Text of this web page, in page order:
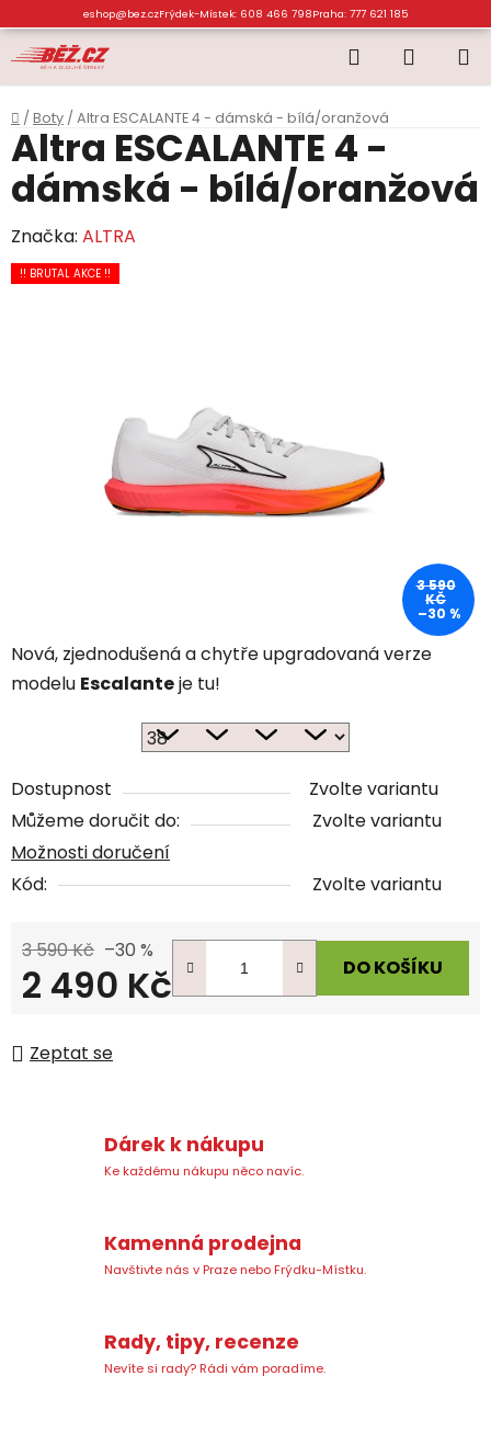
na
obsah
eshop@bez.czFrýdek-Místek: 608 466 798Praha: 777 621 185
Hledat
KOŠÍK
Domů
/ Boty / Altra ESCALANTE 4 - dámská - bílá/oranžová
Nová, zjednodušená a chytře upgradovaná verze
modelu Escalanteje tu!
Dostupnost
Zvolte variantu
Můžeme doručit do:
Zvolte variantu
Možnosti doručení
Kód:
Zvolte variantu
3 590 Kč –30 %
2 490 Kč DO KOŠÍKU
Zeptat se
Altra ESCALANTE 4 -
dámská - bílá/oranžová
Značka: ALTRA
!! BRUTAL AKCE !!
3 590
KČ
–30 %
Dárek k nákupu
Ke každému nákupu něco navíc.
Kamenná prodejna
Navštivte nás v Praze nebo Frýdku-Místku.
Rady, tipy, recenze
Nevíte si rady? Rádi vám poradíme.